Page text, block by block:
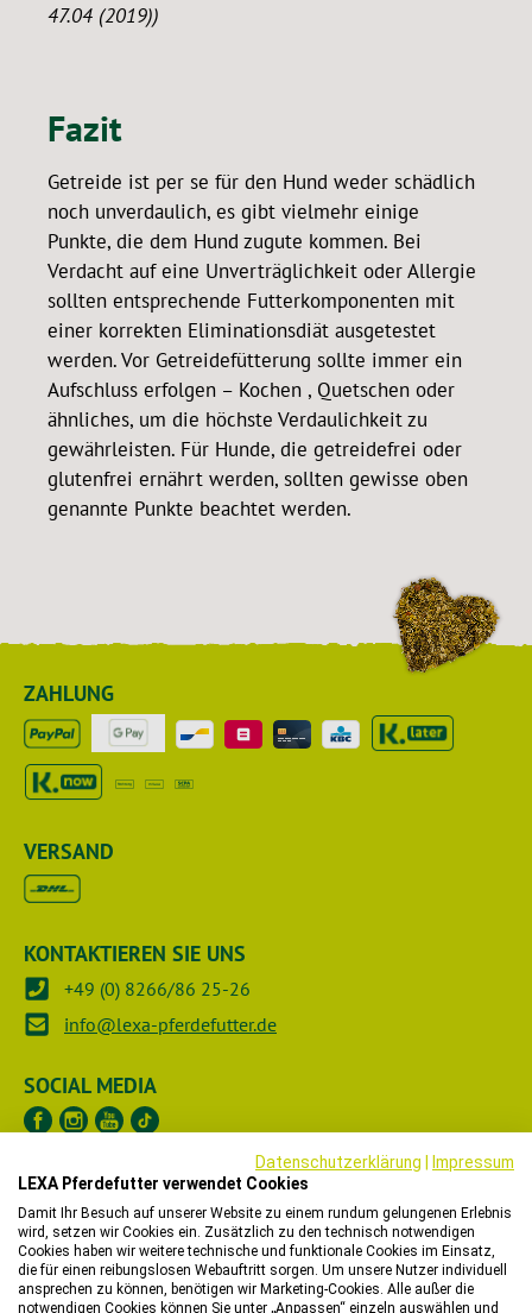
47.04 (2019))
Fazit
Getreide ist per se für den Hund weder schädlich
noch unverdaulich, es gibt vielmehr einige
Punkte, die dem Hund zugute kommen. Bei
Verdacht auf eine Unverträglichkeit oder Allergie
sollten entsprechende Futterkomponenten mit
einer korrekten Eliminationsdiät ausgetestet
werden. Vor Getreidefütterung sollte immer ein
Aufschluss erfolgen – Kochen , Quetschen oder
ähnliches, um die höchste Verdaulichkeit zu
gewährleisten. Für Hunde, die getreidefrei oder
glutenfrei ernährt werden, sollten gewisse oben
genannte Punkte beachtet werden.
ZAHLUNG
VERSAND
KONTAKTIEREN SIE UNS
+49 (0) 8266/86 25-26
info@lexa-pferdefutter.de
SOCIAL MEDIA
UNTERNEHMEN
RECHTLICHES
HÄNDLER
Datenschutzerklärung
Impressum
LEXA Pferdefutter verwendet Cookies
Damit Ihr Besuch auf unserer Website zu einem rundum gelungenen Erlebnis
wird, setzen wir Cookies ein. Zusätzlich zu den technisch notwendigen
Cookies haben wir weitere technische und funktionale Cookies im Einsatz,
die für einen reibungslosen Webauftritt sorgen. Um unsere Nutzer individuell
ansprechen zu können, benötigen wir Marketing-Cookies. Alle außer die
notwendigen Cookies können Sie unter „Anpassen“ einzeln auswählen und